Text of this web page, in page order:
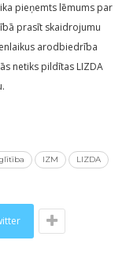
pieņemts lēmums par
prasīt skaidrojumu
arodbiedrība
netiks pildītas LIZDA
IZM
LIZDA